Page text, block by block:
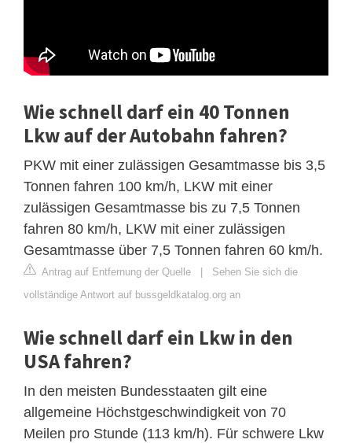
Wie schnell darf ein 40 Tonnen
Lkw auf der Autobahn fahren?
PKW mit einer zulässigen Gesamtmasse bis 3,5
Tonnen fahren 100 km/h, LKW mit einer
zulässigen Gesamtmasse bis zu 7,5 Tonnen
fahren 80 km/h, LKW mit einer zulässigen
Gesamtmasse über 7,5 Tonnen fahren 60 km/h.
Antrag auf Entfernung der Quelle | Sehen Sie sich die
vollständige Antwort auf bussgeldkatalog.org an
Wie schnell darf ein Lkw in den
USA fahren?
In den meisten Bundesstaaten gilt eine
allgemeine Höchstgeschwindigkeit von 70
Meilen pro Stunde (113 km/h). Für schwere Lkw